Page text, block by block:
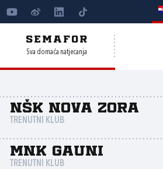
SEMAFOR
Sva domaća natjecanja
NŠK Nova zora
TRENUTNI KLUB
MNK Gauni
TRENUTNI KLUB